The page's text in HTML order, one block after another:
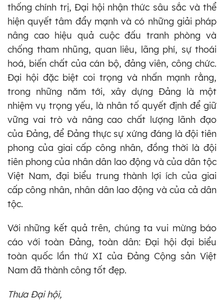
thống chính trị, Đại hội nhận thức sâu sắc và thể
hiện quyết tâm đẩy mạnh và có những giải pháp
nâng cao hiệu quả cuộc đấu tranh phòng và
chống tham nhũng, quan liêu, lãng phí, sự thoái
hoá, biến chất của cán bộ, đảng viên, công chức.
Đại hội đặc biệt coi trọng và nhấn mạnh rằng,
trong những năm tới, xây dựng Đảng là một
nhiệm vụ trọng yếu, là nhân tố quyết định để giữ
vững vai trò và nâng cao chất lượng lãnh đạo
của Đảng, để Đảng thực sự xứng đáng là đội tiên
phong của giai cấp công nhân, đồng thời là đội
tiên phong của nhân dân lao động và của dân tộc
Việt Nam, đại biểu trung thành lợi ích của giai
cấp công nhân, nhân dân lao động và của cả dân
tộc.
Với những kết quả trên, chúng ta vui mừng báo
cáo với toàn Đảng, toàn dân: Đại hội đại biểu
toàn quốc lần thứ XI của Đảng Cộng sản Việt
Nam đã thành công tốt đẹp.
Thưa Đại hội,